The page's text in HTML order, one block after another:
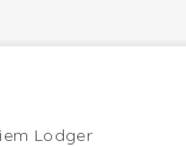
Lodger